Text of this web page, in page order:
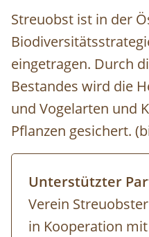
Streuobst ist in der
eingetragen. Durch
Bestandes wird die
und Vogelarten und
Pflanzen gesichert.
Unterstützter
Verein
in Kooperation mit